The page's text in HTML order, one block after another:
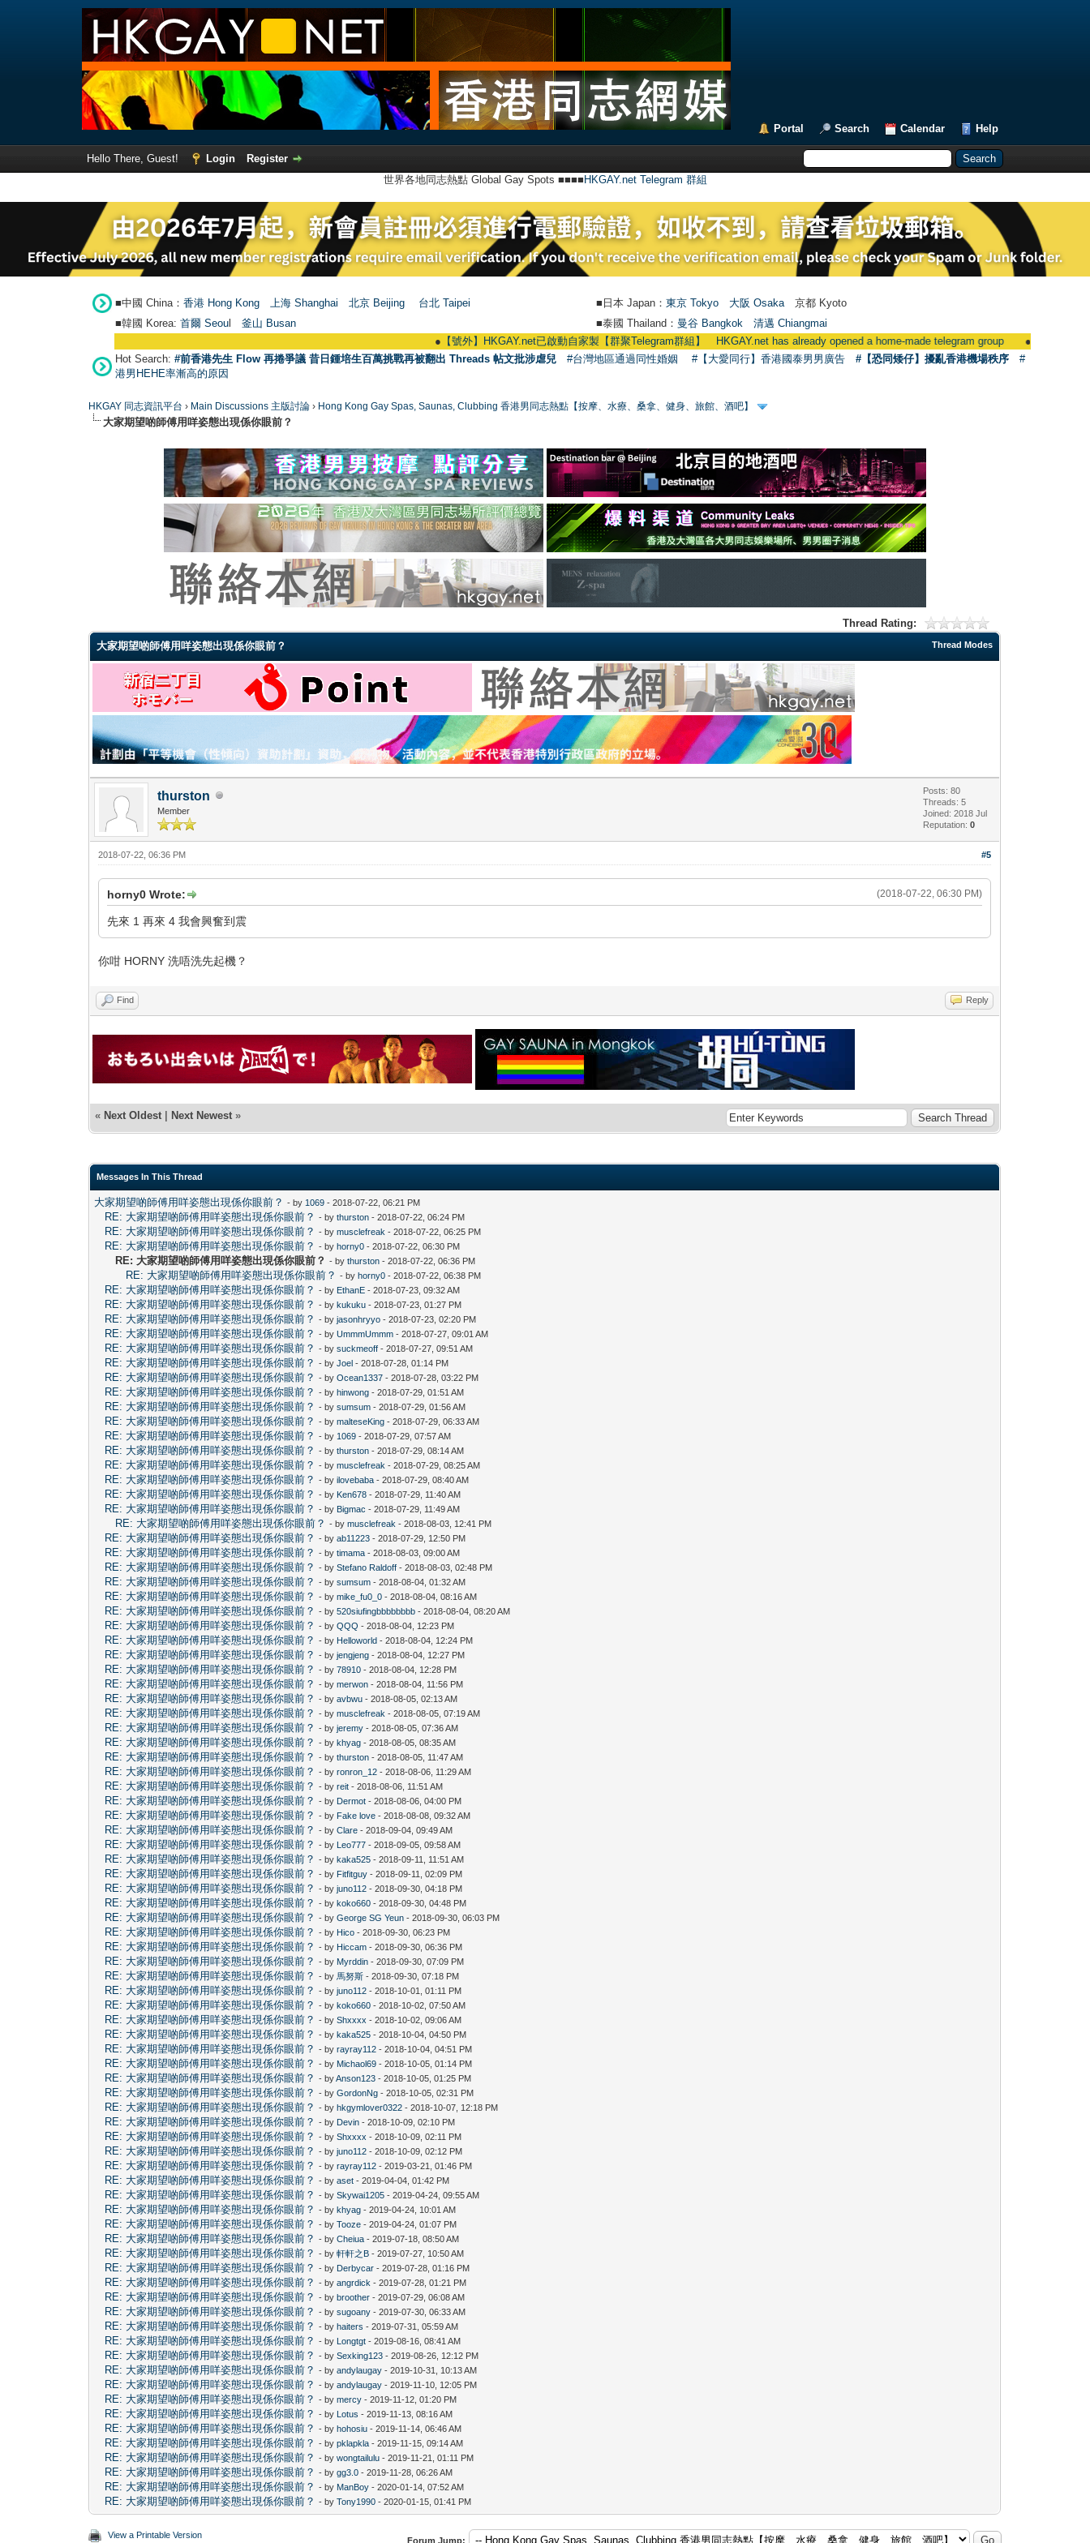
Portal Search Calendar Help
Hello There, Guest! Login
Register
世界各地同志熱點 Global Gay Spots ■■■■ HKGAY.net Telegram 群組
■中國 China： 香港 Hong Kong 上海 Shanghai 北京 Beijing 台北 Taipei ■日本 Japan： 東京 Tokyo 大阪 Osaka 京都 Kyoto
■韓國 Korea: 首爾 Seou 釜山 Busan ■泰國 Thailand： 曼谷 Bangkok
清邁 Chiangmai
【號外】HKGAY.net已啟動自家製【群聚Telegram群組】 HKGAY.net has already opened a home-made telegram group●用戶現在可使用
Hot Search: #前香港先生 Flow 再捲爭議 昔日鍾培生百萬挑戰再被翻出 Threads 帖文批涉虐兒 #台灣地區通過同性婚姻 #【大愛同行】香港國泰男男廣告 #【恐同矮仔】擾亂香港機場秩序
#
港男HEHE率漸高的原因
HKGAY 同志資訊平台 › Main Discussions 主版討論 › Hong Kong Gay Spas, Saunas, Clubbing 香港男同志熱點【按摩、水療、桑拿、健身、旅館、酒吧】
大家期望啲師傅用咩姿態出現係你眼前？
Thread Rating:
Thread Modes
大家期望啲師傅用咩姿態出現係你眼前？
thurston
Member
Posts: 80
Threads: 5
Joined: 2018 Jul
Reputation:0
#5
2018-07-22, 06:36 PM
(2018-07-22, 06:30 PM)
horny0 Wrote:
先來 1 再來 4 我會興奮到震
你咁 HORNY 洗唔洗先起機？
Find Reply
« Next Oldest | Next Newest »
Messages In This Thread
大家期望啲師傅用咩姿態出現係你眼前？ - by 1069 - 2018-07-22, 06:21 PM
RE: 大家期望啲師傅用咩姿態出現係你眼前？ - bythurston - 2018-07-22, 06:24 PM
RE: 大家期望啲師傅用咩姿態出現係你眼前？ - bymusclefreak - 2018-07-22, 06:25 PM
RE: 大家期望啲師傅用咩姿態出現係你眼前？ - byhorny0 - 2018-07-22, 06:30 PM
RE: 大家期望啲師傅用咩姿態出現係你眼前？ - bythurston - 2018-07-22, 06:36 PM
RE: 大家期望啲師傅用咩姿態出現係你眼前？ - byhorny0 - 2018-07-22, 06:38 PM
RE: 大家期望啲師傅用咩姿態出現係你眼前？ - by EthanE - 2018-07-23, 09:32 AM
RE: 大家期望啲師傅用咩姿態出現係你眼前？ - bykukuku - 2018-07-23, 01:27 PM
RE: 大家期望啲師傅用咩姿態出現係你眼前？ - byjasonhryyo - 2018-07-23, 02:20 PM
RE: 大家期望啲師傅用咩姿態出現係你眼前？ - byUmmmUmmm - 2018-07-27, 09:01 AM
RE: 大家期望啲師傅用咩姿態出現係你眼前？ - bysuckmeoff - 2018-07-27, 09:51 AM
RE: 大家期望啲師傅用咩姿態出現係你眼前？ - byJoel - 2018-07-28, 01:14 PM
RE: 大家期望啲師傅用咩姿態出現係你眼前？ - byOcean1337 - 2018-07-28, 03:22 PM
RE: 大家期望啲師傅用咩姿態出現係你眼前？ - byhinwong - 2018-07-29, 01:51 AM
RE: 大家期望啲師傅用咩姿態出現係你眼前？ - bysumsum - 2018-07-29, 01:56 AM
RE: 大家期望啲師傅用咩姿態出現係你眼前？ - bymalteseKing - 2018-07-29, 06:33 AM
RE: 大家期望啲師傅用咩姿態出現係你眼前？ - by 1069 - 2018-07-29, 07:57 AM
RE: 大家期望啲師傅用咩姿態出現係你眼前？ - bythurston - 2018-07-29, 08:14 AM
RE: 大家期望啲師傅用咩姿態出現係你眼前？ - bymusclefreak - 2018-07-29, 08:25 AM
RE: 大家期望啲師傅用咩姿態出現係你眼前？ - byilovebaba - 2018-07-29, 08:40 AM
RE: 大家期望啲師傅用咩姿態出現係你眼前？ - by Ken678 - 2018-07-29, 11:40 AM
RE: 大家期望啲師傅用咩姿態出現係你眼前？ - by Bigmac - 2018-07-29, 11:49 AM
RE: 大家期望啲師傅用咩姿態出現係你眼前？ - bymusclefreak - 2018-08-03, 12:41 PM
RE: 大家期望啲師傅用咩姿態出現係你眼前？ - byab11223 - 2018-07-29, 12:50 PM
RE: 大家期望啲師傅用咩姿態出現係你眼前？ - bytimama - 2018-08-03, 09:00 AM
RE: 大家期望啲師傅用咩姿態出現係你眼前？ - byStefano Raldoff - 2018-08-03, 02:48 PM
RE: 大家期望啲師傅用咩姿態出現係你眼前？ - bysumsum - 2018-08-04, 01:32 AM
RE: 大家期望啲師傅用咩姿態出現係你眼前？ - bymike_fu0_0 - 2018-08-04, 08:16 AM
RE: 大家期望啲師傅用咩姿態出現係你眼前？ - by520siufingbbbbbbbb - 2018-08-04, 08:20 AM
RE: 大家期望啲師傅用咩姿態出現係你眼前？ - byQQQ - 2018-08-04, 12:23 PM
RE: 大家期望啲師傅用咩姿態出現係你眼前？ - by Helloworld - 2018-08-04, 12:24 PM
RE: 大家期望啲師傅用咩姿態出現係你眼前？ - byjengjeng - 2018-08-04, 12:27 PM
RE: 大家期望啲師傅用咩姿態出現係你眼前？ - by78910 - 2018-08-04, 12:28 PM
RE: 大家期望啲師傅用咩姿態出現係你眼前？ - bymerwon - 2018-08-04, 11:56 PM
RE: 大家期望啲師傅用咩姿態出現係你眼前？ - byavbwu - 2018-08-05, 02:13 AM
RE: 大家期望啲師傅用咩姿態出現係你眼前？ - bymusclefreak - 2018-08-05, 07:19 AM
RE: 大家期望啲師傅用咩姿態出現係你眼前？ - byjeremy - 2018-08-05, 07:36 AM
RE: 大家期望啲師傅用咩姿態出現係你眼前？ - bykhyag - 2018-08-05, 08:35 AM
RE: 大家期望啲師傅用咩姿態出現係你眼前？ - bythurston - 2018-08-05, 11:47 AM
RE: 大家期望啲師傅用咩姿態出現係你眼前？ - byronron_12 - 2018-08-06, 11:29 AM
RE: 大家期望啲師傅用咩姿態出現係你眼前？ - byreit - 2018-08-06, 11:51 AM
RE: 大家期望啲師傅用咩姿態出現係你眼前？ - by Dermot - 2018-08-06, 04:00 PM
RE: 大家期望啲師傅用咩姿態出現係你眼前？ - by Fake love - 2018-08-08, 09:32 AM
RE: 大家期望啲師傅用咩姿態出現係你眼前？ - byClare - 2018-09-04, 09:49 AM
RE: 大家期望啲師傅用咩姿態出現係你眼前？ - by Leo777 - 2018-09-05, 09:58 AM
RE: 大家期望啲師傅用咩姿態出現係你眼前？ - bykaka525 - 2018-09-11, 11:51 AM
RE: 大家期望啲師傅用咩姿態出現係你眼前？ - by Fitfitguy - 2018-09-11, 02:09 PM
RE: 大家期望啲師傅用咩姿態出現係你眼前？ - byjuno112 - 2018-09-30, 04:18 PM
RE: 大家期望啲師傅用咩姿態出現係你眼前？ - bykoko660 - 2018-09-30, 04:48 PM
RE: 大家期望啲師傅用咩姿態出現係你眼前？ - byGeorge SG Yeun - 2018-09-30, 06:03 PM
RE: 大家期望啲師傅用咩姿態出現係你眼前？ - by Hico - 2018-09-30, 06:23 PM
RE: 大家期望啲師傅用咩姿態出現係你眼前？ - by Hiccam - 2018-09-30, 06:36 PM
RE: 大家期望啲師傅用咩姿態出現係你眼前？ - by Myrddin - 2018-09-30, 07:09 PM
RE: 大家期望啲師傅用咩姿態出現係你眼前？ - by 馬努斯 - 2018-09-30, 07:18 PM
RE: 大家期望啲師傅用咩姿態出現係你眼前？ - byjuno112 - 2018-10-01, 01:11 PM
RE: 大家期望啲師傅用咩姿態出現係你眼前？ - bykoko660 - 2018-10-02, 07:50 AM
RE: 大家期望啲師傅用咩姿態出現係你眼前？ - byShxxxx - 2018-10-02, 09:06 AM
RE: 大家期望啲師傅用咩姿態出現係你眼前？ - bykaka525 - 2018-10-04, 04:50 PM
RE: 大家期望啲師傅用咩姿態出現係你眼前？ - byrayray112 - 2018-10-04, 04:51 PM
RE: 大家期望啲師傅用咩姿態出現係你眼前？ - by Michaol69 - 2018-10-05, 01:14 PM
RE: 大家期望啲師傅用咩姿態出現係你眼前？ - byAnson123 - 2018-10-05, 01:25 PM
RE: 大家期望啲師傅用咩姿態出現係你眼前？ - byGordonNg - 2018-10-05, 02:31 PM
RE: 大家期望啲師傅用咩姿態出現係你眼前？ - byhkgymlover0322 - 2018-10-07, 12:18 PM
RE: 大家期望啲師傅用咩姿態出現係你眼前？ - by Devin - 2018-10-09, 02:10 PM
RE: 大家期望啲師傅用咩姿態出現係你眼前？ - byShxxxx - 2018-10-09, 02:11 PM
RE: 大家期望啲師傅用咩姿態出現係你眼前？ - byjuno112 - 2018-10-09, 02:12 PM
RE: 大家期望啲師傅用咩姿態出現係你眼前？ - byrayray112 - 2019-03-21, 01:46 PM
RE: 大家期望啲師傅用咩姿態出現係你眼前？ - byaset - 2019-04-04, 01:42 PM
RE: 大家期望啲師傅用咩姿態出現係你眼前？ - bySkywai1205 - 2019-04-24, 09:55 AM
RE: 大家期望啲師傅用咩姿態出現係你眼前？ - bykhyag - 2019-04-24, 10:01 AM
RE: 大家期望啲師傅用咩姿態出現係你眼前？ - byTooze - 2019-04-24, 01:07 PM
RE: 大家期望啲師傅用咩姿態出現係你眼前？ - byCheiua - 2019-07-18, 08:50 AM
RE: 大家期望啲師傅用咩姿態出現係你眼前？ - by軒軒之B - 2019-07-27, 10:50 AM
RE: 大家期望啲師傅用咩姿態出現係你眼前？ - by Derbycar - 2019-07-28, 01:16 PM
RE: 大家期望啲師傅用咩姿態出現係你眼前？ - byangrdick - 2019-07-28, 01:21 PM
RE: 大家期望啲師傅用咩姿態出現係你眼前？ - bybroother - 2019-07-29, 06:08 AM
RE: 大家期望啲師傅用咩姿態出現係你眼前？ - bysugoany - 2019-07-30, 06:33 AM
RE: 大家期望啲師傅用咩姿態出現係你眼前？ - byhaiters - 2019-07-31, 05:59 AM
RE: 大家期望啲師傅用咩姿態出現係你眼前？ - by Longtgt - 2019-08-16, 08:41 AM
RE: 大家期望啲師傅用咩姿態出現係你眼前？ - bySexking123 - 2019-08-26, 12:12 PM
RE: 大家期望啲師傅用咩姿態出現係你眼前？ - byandylaugay - 2019-10-31, 10:13 AM
RE: 大家期望啲師傅用咩姿態出現係你眼前？ - byandylaugay - 2019-11-10, 12:05 PM
RE: 大家期望啲師傅用咩姿態出現係你眼前？ - bymercy - 2019-11-12, 01:20 PM
RE: 大家期望啲師傅用咩姿態出現係你眼前？ - by Lotus - 2019-11-13, 08:16 AM
RE: 大家期望啲師傅用咩姿態出現係你眼前？ - byhohosiu - 2019-11-14, 06:46 AM
RE: 大家期望啲師傅用咩姿態出現係你眼前？ - bypklapkla - 2019-11-15, 09:14 AM
RE: 大家期望啲師傅用咩姿態出現係你眼前？ - bywongtailulu - 2019-11-21, 01:11 PM
RE: 大家期望啲師傅用咩姿態出現係你眼前？ - bygg3.0 - 2019-11-28, 06:26 AM
RE: 大家期望啲師傅用咩姿態出現係你眼前？ - by ManBoy - 2020-01-14, 07:52 AM
RE: 大家期望啲師傅用咩姿態出現係你眼前？ - byTony1990 - 2020-01-15, 01:41 PM
View a Printable Version
Forum Jump: